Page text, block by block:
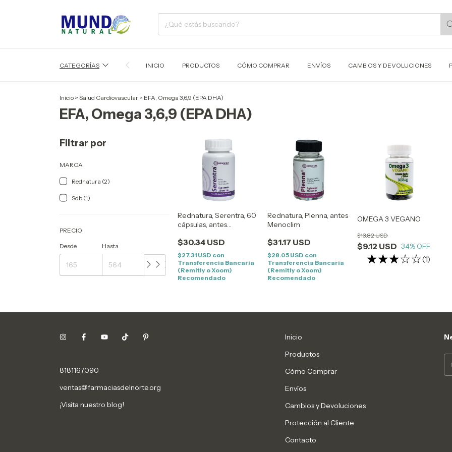
CATEGORÍAS INICIO PRODUCTOS CÓMO COMPRAR ENVÍOS CAMBIOS Y DEVOLUCIONES
Inicio > Salud Cardiovascular > EFA, Omega 3,6,9 (EPA DHA)
EFA, Omega 3,6,9 (EPA DHA)
Filtrar por
MARCA
Rednatura (2)
Sdb (1)
PRECIO
Desde Hasta
Rednatura, Serentra, 60
cápsulas, antes
$30.34 USD
$27.31 USD con
Transferencia Bancaria
(Remitly o Xoom)
Recomendado
Rednatura, Plenna, antes
Menoclim
$31.17 USD
$28.05 USD con
Transferencia Bancaria
(Remitly o Xoom)
Recomendado
OMEGA 3 VEGANO
$9.12 USD
$13.82 USD
34% OFF
(1)
8181167090
ventas@farmaciasdelnorte.org
¡Visita nuestro blog!
Inicio
Productos
Cómo Comprar
Envíos
Cambios y Devoluciones
Protección al Cliente
Contacto